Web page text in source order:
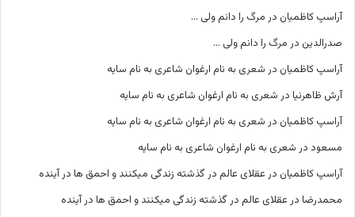
آراسپ کاظمیان در مرگ را دانم ولی …
صدرالدین در مرگ را دانم ولی …
آراسپ کاظمیان در شعری به نام ارغوان شاعری به نام سایه
آرش ظاهرنیا در شعری به نام ارغوان شاعری به نام سایه
آراسپ کاظمیان در شعری به نام ارغوان شاعری به نام سایه
مسعود در شعری به نام ارغوان شاعری به نام سایه
آراسپ کاظمیان در عقلای عالم در گذشته زندگی میکنند و احمق ها در آینده
محمدرضا در عقلای عالم در گذشته زندگی میکنند و احمق ها در آینده